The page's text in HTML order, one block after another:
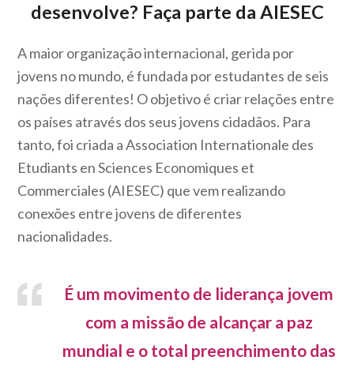
desenvolve? Faça parte da AIESEC
A maior organização internacional, gerida por
jovens no mundo, é fundada por estudantes de seis
nações diferentes! O objetivo é criar relações entre
os países através dos seus jovens cidadãos. Para
tanto, foi criada a Association Internationale des
Etudiants en Sciences Economiques et
Commerciales (AIESEC) que vem realizando
conexões entre jovens de diferentes
nacionalidades.
É um movimento de liderança jovem
com a missão de alcançar a paz
mundial e o total preenchimento das